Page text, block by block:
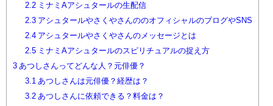
2.2ミナミAアシュタールの生配信
2.3アシュタールやさくやさんののオフィシャルのブログやSNS
2.4アシュタールやさくやさんのメッセージとは
2.5ミナミAアシュタールのスピリチュアルの捉え方
3 あつしさんってどんな人？元俳優？
3.1 あつしさんは元俳優？経歴は？
3.2あつしさんに依頼できる？料金は？